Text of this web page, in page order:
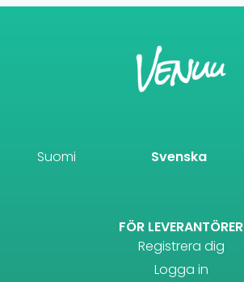
Suomi Svenska
FÖR LEVERANTÖRER
Registrera dig
Logga in